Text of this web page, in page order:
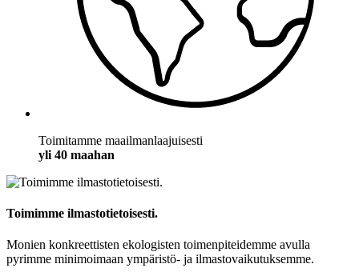
Toimitamme maailmanlaajuisesti
yli 40 maahan
Toimimme ilmastotietoisesti.
Monien konkreettisten ekologisten toimenpiteidemme avulla
pyrimme minimoimaan ympäristö- ja ilmastovaikutuksemme.